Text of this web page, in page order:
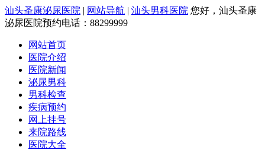
汕头圣康泌尿医院 | 网站导航 | 汕头男科医院 您好，汕头圣康
泌尿医院预约电话：88299999
网站首页
医院介绍
医院新闻
泌尿男科
男科检查
疾病预约
网上挂号
来院路线
医院大全